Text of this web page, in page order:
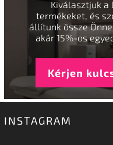
Kiválasztjuk a
termékeket, és
állítunk össze
akár 15%-os
Kérjen
INSTAGRAM